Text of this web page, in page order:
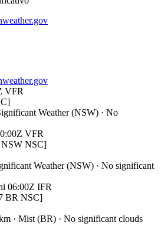
VFR
Weather (NSW) · No
VFR
NSC]
Weather (NSW) · No significant
06:00Z IFR
BR NSC]
· Mist (BR) · No significant clouds